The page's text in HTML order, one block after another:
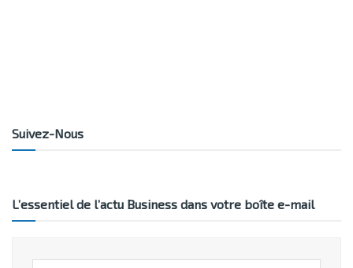
Suivez-Nous
L’essentiel de l’actu Business dans votre boîte e-mail